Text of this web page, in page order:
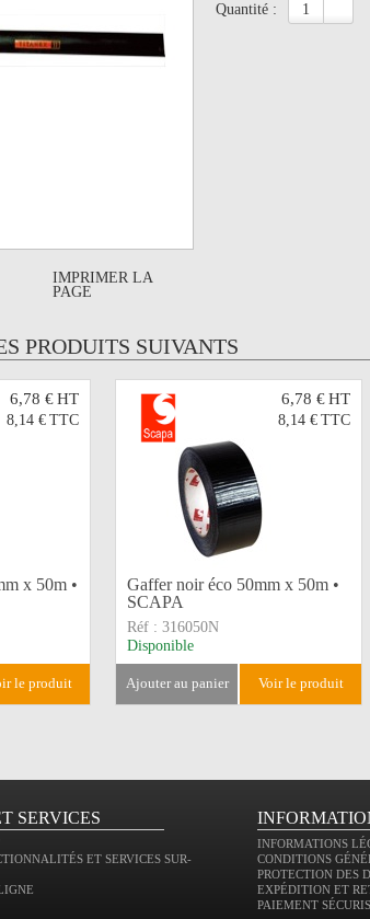
IMPRIMER LA
PAGE
quantité :
PRODUITS SUIVANTS
6,78 €HT
8,14 € TTC
x 50m •
le produit
6,78 €HT
8,14 € TTC
Gaffer noir éco 50mm x 50m •
SCAPA
Réf : 316050N
Disponible
ajouter au panier voir le produit
SERVICES
ET SERVICES SUR-
INFORMATIONS
CONDITIONS
PROTECTION DES
EXPÉDITION ET
PAIEMENT